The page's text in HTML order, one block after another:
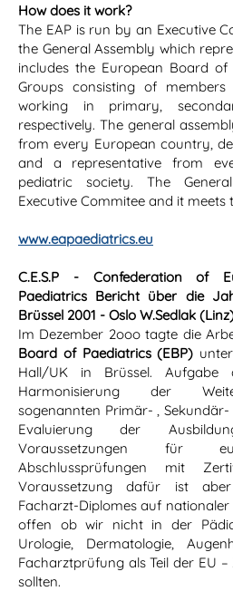
How does it work?
The EAP is run by an Executive
the General Assembly which
includes the European Board of
Groups consisting of
working in primary,
respectively. The general
from every European country,
and a representative from
pediatric society. The
Executive Commitee and it meets
www.eapaediatrics.eu
C.E.S.P - Confederation of
Paediatrics Bericht über die
Brüssel 2001 - Oslo W.Sedlak
Im Dezember 2ooo tagte die
Board of Paediatrics (EBP)
Hall/UK in Brüssel.
Harmonisierung der
sogenannten Primär- ,
Evaluierung der
Voraussetzungen für
Abschlussprüfungen mit
Voraussetzung dafür ist
Facharzt-Diplomes auf nationaler
offen ob wir nicht in der
Urologie, Dermatologie,
Facharztprüfung als Teil der EU
sollten.